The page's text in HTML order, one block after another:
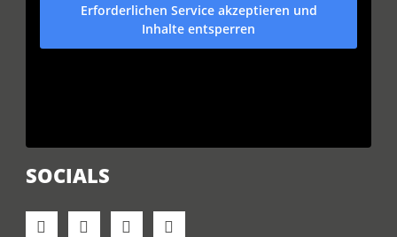
Erforderlichen Service akzeptieren und
Inhalte entsperren
SOCIALS